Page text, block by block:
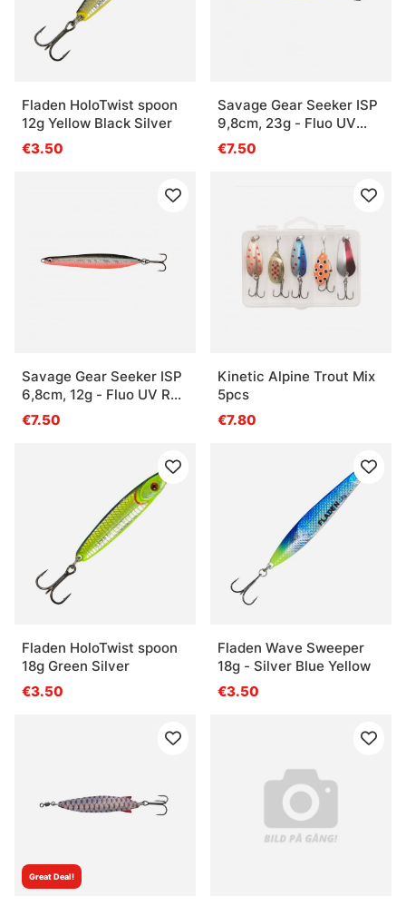
Fladen HoloTwist spoon
12g Yellow Black Silver
€3.50
Savage Gear Seeker ISP
9,8cm, 23g - Fluo UV
Green Yellow
€7.50
Savage Gear Seeker ISP
6,8cm, 12g - Fluo UV Red
Black
€7.50
Kinetic Alpine Trout Mix
5pcs
€7.80
Fladen HoloTwist spoon
18g Green Silver
€3.50
Fladen Wave Sweeper
18g - Silver Blue Yellow
€3.50
Great Deal!